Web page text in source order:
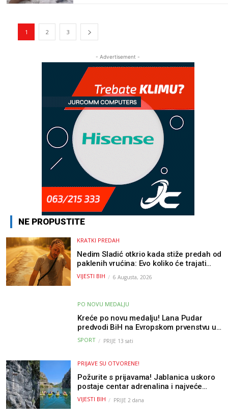
1 2 3
- Advertisement -
NE PROPUSTITE
KRATKI PREDAH
Nedim Sladić otkrio kada stiže predah od
paklenih vrućina: Evo koliko će trajati
osvježenje u BiH
VIJESTI BIH 6 Augusta, 2026
PO NOVU MEDALJU
Kreće po novu medalju! Lana Pudar
predvodi BiH na Evropskom prvenstvu u
Parizu
SPORT PRIJE 13 sati
PRIJAVE SU OTVORENE!
Požurite s prijavama! Jablanica uskoro
postaje centar adrenalina i najveće
outdoor avanture ovog ljeta
VIJESTI BIH PRIJE 2 dana